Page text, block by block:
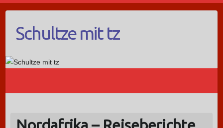
Schultze mit tz